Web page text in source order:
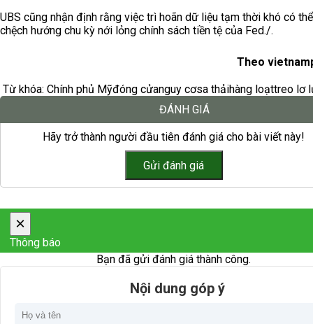
UBS cũng nhận định rằng việc trì hoãn dữ liệu tạm thời khó có
chệch hướng chu kỳ nới lỏng chính sách tiền tệ của Fed./.
Theo
Từ khóa: Chính phủ Mỹđóng cửanguy cơsa thảihàng loạttreo lơ
ĐÁNH GIÁ
Hãy trở thành người đầu tiên đánh giá cho bài viết này!
×
Thông báo
Bạn đã gửi đánh giá thành công.
Nội dung góp ý